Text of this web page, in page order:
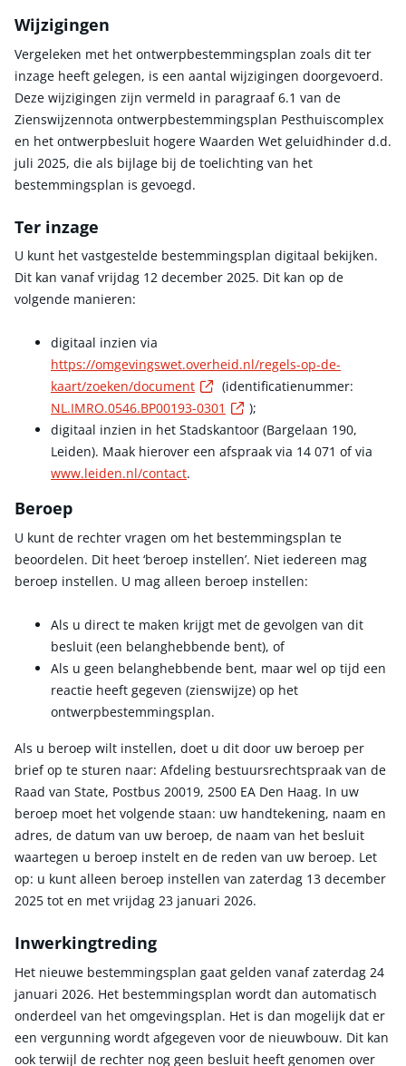
Wijzigingen
Vergeleken met het ontwerpbestemmingsplan zoals dit ter
inzage heeft gelegen, is een aantal wijzigingen doorgevoerd.
Deze wijzigingen zijn vermeld in paragraaf 6.1 van de
Zienswijzennota ontwerpbestemmingsplan Pesthuiscomplex
en het ontwerpbesluit hogere Waarden Wet geluidhinder d.d.
juli 2025, die als bijlage bij de toelichting van het
bestemmingsplan is gevoegd.
Ter inzage
U kunt het vastgestelde bestemmingsplan digitaal bekijken.
Dit kan vanaf vrijdag 12 december 2025. Dit kan op de
volgende manieren:
digitaal inzien via
https://omgevingswet.overheid.nl/regels-op-de-
kaart/zoeken/document
Externe link
(identificatienummer:
NL.IMRO.0546.BP00193-0301
Externe link
);
digitaal inzien in het Stadskantoor (Bargelaan 190,
Leiden). Maak hierover een afspraak via 14 071 of via
www.leiden.nl/contact.
Beroep
U kunt de rechter vragen om het bestemmingsplan te
beoordelen. Dit heet ‘beroep instellen’. Niet iedereen mag
beroep instellen. U mag alleen beroep instellen:
Als u direct te maken krijgt met de gevolgen van dit
besluit (een belanghebbende bent), of
Als u geen belanghebbende bent, maar wel op tijd een
reactie heeft gegeven (zienswijze) op het
ontwerpbestemmingsplan.
Als u beroep wilt instellen, doet u dit door uw beroep per
brief op te sturen naar: Afdeling bestuursrechtspraak van de
Raad van State, Postbus 20019, 2500 EA Den Haag. In uw
beroep moet het volgende staan: uw handtekening, naam en
adres, de datum van uw beroep, de naam van het besluit
waartegen u beroep instelt en de reden van uw beroep. Let
op: u kunt alleen beroep instellen van zaterdag 13 december
2025 tot en met vrijdag 23 januari 2026.
Inwerkingtreding
Het nieuwe bestemmingsplan gaat gelden vanaf zaterdag 24
januari 2026. Het bestemmingsplan wordt dan automatisch
onderdeel van het omgevingsplan. Het is dan mogelijk dat er
een vergunning wordt afgegeven voor de nieuwbouw. Dit kan
ook terwijl de rechter nog geen besluit heeft genomen over